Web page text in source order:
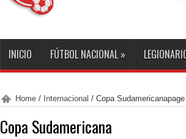
INICIO FÚTBOL NACIONAL »
Home/ Internacional / Copa Sudamericana
Copa Sudamericana